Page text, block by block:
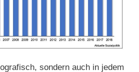
sondern auch in jedem